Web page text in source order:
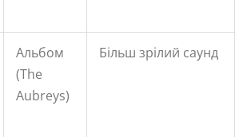
Альбом
(The
Aubreys)
Більш зрілий саунд